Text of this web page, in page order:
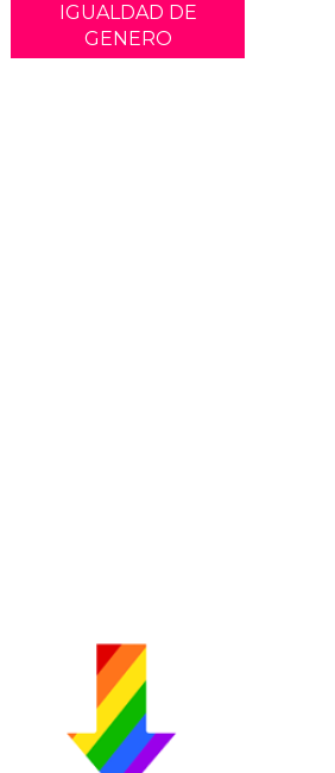
IGUALDAD DE
GENERO